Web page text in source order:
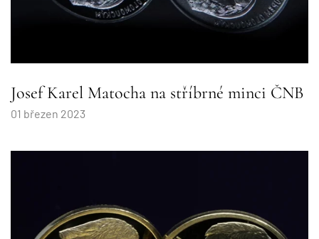
Josef Karel Matocha na stříbrné minci ČNB
01 březen 2023